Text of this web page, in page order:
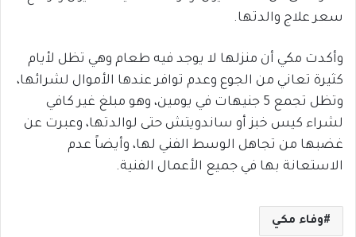
سعر علاج والدتها.
وأكدت مكي أن منزلها لا يوجد فيه طعام وهي تظل لأيام
كثيرة تعاني من الجوع وعدم توافر عندها الأموال لشرائها،
وتظل تجمع 5 جنيهات في يومين، وهو مبلغ غير كافي
لشراء كيس خبز أو ساندويتش حتى لوالدتها، وعبرت عن
غضبها من تجاهل الوسط الفني لها، وأيضاً عدم
الاستعانة بها في جميع الأعمال الفنية.
وفاء مكي